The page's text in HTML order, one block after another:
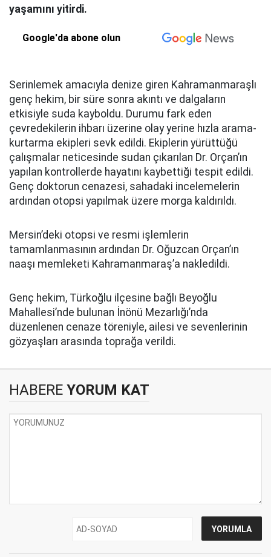
yaşamını yitirdi.
Google'da abone olun
Serinlemek amacıyla denize giren Kahramanmaraşlı
genç hekim, bir süre sonra akıntı ve dalgaların
etkisiyle suda kayboldu. Durumu fark eden
çevredekilerin ihbarı üzerine olay yerine hızla arama-
kurtarma ekipleri sevk edildi. Ekiplerin yürüttüğü
çalışmalar neticesinde sudan çıkarılan Dr. Orçan’ın
yapılan kontrollerde hayatını kaybettiği tespit edildi.
Genç doktorun cenazesi, sahadaki incelemelerin
ardından otopsi yapılmak üzere morga kaldırıldı.
Mersin’deki otopsi ve resmi işlemlerin
tamamlanmasının ardından Dr. Oğuzcan Orçan’ın
naaşı memleketi Kahramanmaraş’a nakledildi.
Genç hekim, Türkoğlu ilçesine bağlı Beyoğlu
Mahallesi’nde bulunan İnönü Mezarlığı’nda
düzenlenen cenaze töreniyle, ailesi ve sevenlerinin
gözyaşları arasında toprağa verildi.
HABERE YORUM KAT